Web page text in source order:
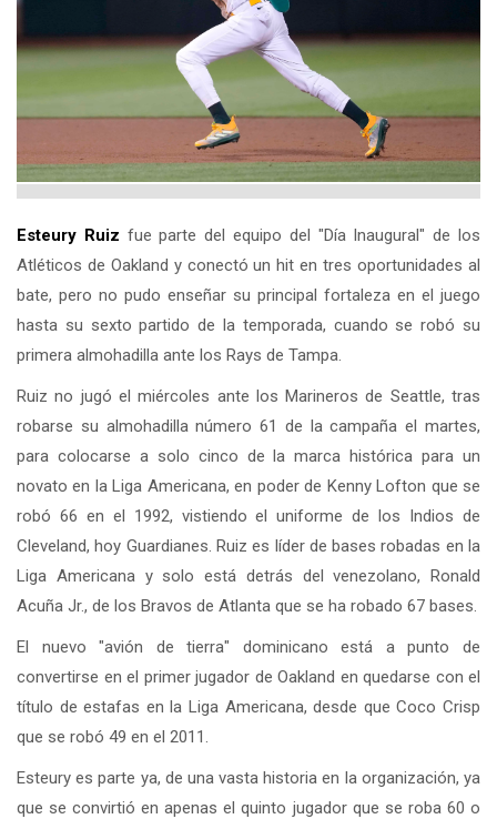
Esteury Ruiz fue parte del equipo del "Día Inaugural" de los
Atléticos de Oakland y conectó un hit en tres oportunidades al
bate, pero no pudo enseñar su principal fortaleza en el juego
hasta su sexto partido de la temporada, cuando se robó su
primera almohadilla ante los Rays de Tampa.
Ruiz no jugó el miércoles ante los Marineros de Seattle, tras
robarse su almohadilla número 61 de la campaña el martes,
para colocarse a solo cinco de la marca histórica para un
novato en la Liga Americana, en poder de Kenny Lofton que se
robó 66 en el 1992, vistiendo el uniforme de los Indios de
Cleveland, hoy Guardianes. Ruiz es líder de bases robadas en la
Liga Americana y solo está detrás del venezolano, Ronald
Acuña Jr., de los Bravos de Atlanta que se ha robado 67 bases.
El nuevo "avión de tierra" dominicano está a punto de
convertirse en el primer jugador de Oakland en quedarse con el
título de estafas en la Liga Americana, desde que Coco Crisp
que se robó 49 en el 2011.
Esteury es parte ya, de una vasta historia en la organización, ya
que se convirtió en apenas el quinto jugador que se roba 60 o